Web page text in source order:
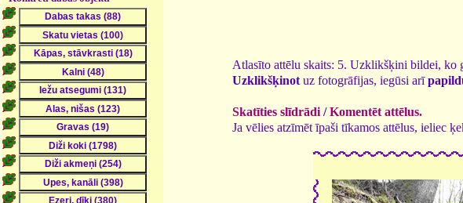
Atlasīto attēlu skaits: 5. Uzklikšķini bildei, ko
Uzklikšķinot uz fotogrāfijas, iegūsi arī
Skatīties slīdrādi /Komentēt attēlus.
Ja vēlies atzīmēt īpaši tīkamos attēlus, ieliec